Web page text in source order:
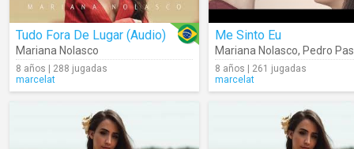
Tudo Fora De Lugar (Audio)
Mariana Nolasco
8 años | 288 jugadas
marcelat
Me Sinto Eu
Mariana Nolasco, Pedro
8 años | 261 jugadas
marcelat